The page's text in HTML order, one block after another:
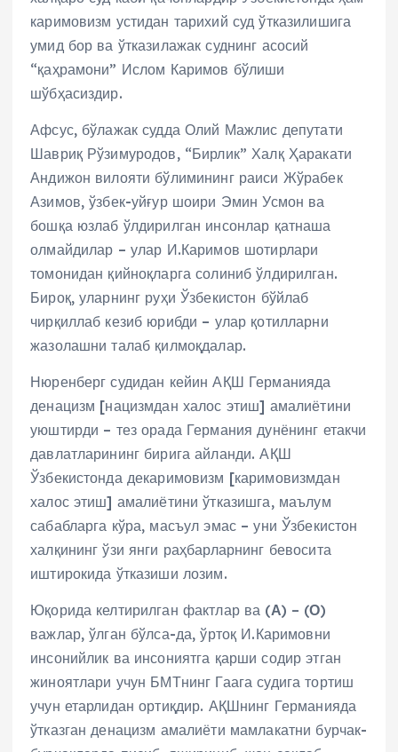
каримовизм устидан тарихий суд ўтказилишига
умид бор ва ўтказилажак суднинг асосий
“қаҳрамони” Ислом Каримов бўлиши
шўбҳасиздир.
Афсус, бўлажак судда Олий Мажлис депутати
Шавриқ Рўзимуродов, “Бирлик” Халқ Ҳаракати
Андижон вилояти бўлимининг раиси Жўрабек
Азимов, ўзбек-уйғур шоири Эмин Усмон ва
бошқа юзлаб ўлдирилган инсонлар қатнаша
олмайдилар – улар И.Каримов шотирлари
томонидан қийноқларга солиниб ўлдирилган.
Бироқ, уларнинг руҳи Ўзбекистон бўйлаб
чирқиллаб кезиб юрибди – улар қотилларни
жазолашни талаб қилмоқдалар.
Нюренберг судидан кейин АҚШ Германияда
денацизм [нацизмдан халос этиш] амалиётини
уюштирди – тез орада Германия дунёнинг етакчи
давлатларининг бирига айланди. АҚШ
Ўзбекистонда декаримовизм [каримовизмдан
халос этиш] амалиётини ўтказишга, маълум
сабабларга кўра, масъул эмас – уни Ўзбекистон
халқининг ўзи янги раҳбарларнинг бевосита
иштирокида ўтказиши лозим.
Юқорида келтирилган фактлар ва (А) – (О)
важлар, ўлган бўлса-да, ўртоқ И.Каримовни
инсонийлик ва инсониятга қарши содир этган
жиноятлари учун БМТнинг Гаага судига тортиш
учун етарлидан ортиқдир. АҚШнинг Германияда
ўтказган денацизм амалиёти мамлакатни бурчак-